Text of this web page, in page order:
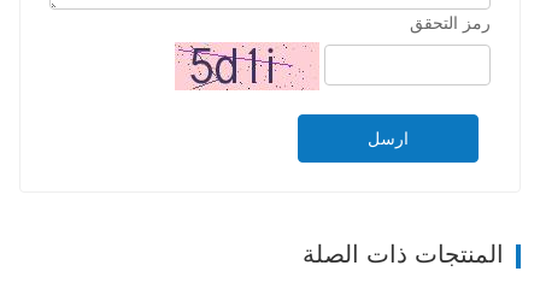
رمز التحقق
ارسل
المنتجات ذات الصلة